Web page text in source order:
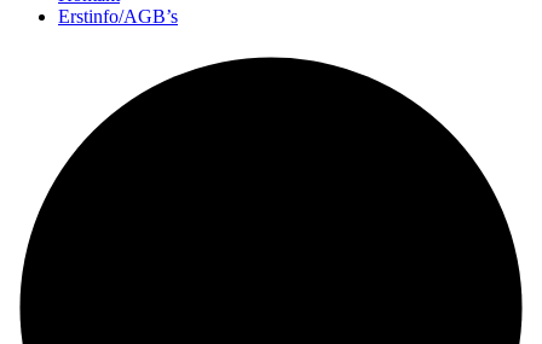
Erstinfo/AGB’s